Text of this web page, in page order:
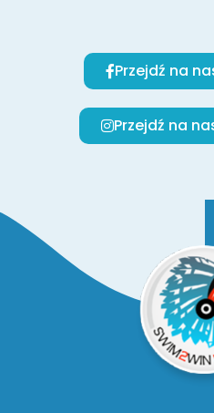
Przejdź na
Przejdź na